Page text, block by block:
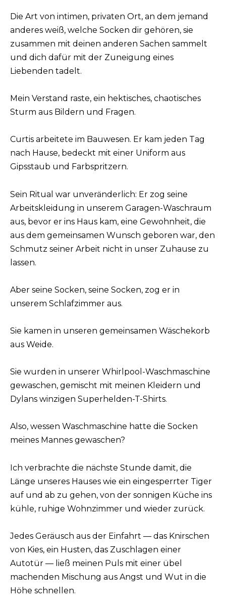
Die Art von intimen, privaten Ort, an dem jemand
anderes weiß, welche Socken dir gehören, sie
zusammen mit deinen anderen Sachen sammelt
und dich dafür mit der Zuneigung eines
Liebenden tadelt.
Mein Verstand raste, ein hektisches, chaotisches
Sturm aus Bildern und Fragen.
Curtis arbeitete im Bauwesen. Er kam jeden Tag
nach Hause, bedeckt mit einer Uniform aus
Gipsstaub und Farbspritzern.
Sein Ritual war unveränderlich: Er zog seine
Arbeitskleidung in unserem Garagen-Waschraum
aus, bevor er ins Haus kam, eine Gewohnheit, die
aus dem gemeinsamen Wunsch geboren war, den
Schmutz seiner Arbeit nicht in unser Zuhause zu
lassen.
Aber seine Socken, seine Socken, zog er in
unserem Schlafzimmer aus.
Sie kamen in unseren gemeinsamen Wäschekorb
aus Weide.
Sie wurden in unserer Whirlpool-Waschmaschine
gewaschen, gemischt mit meinen Kleidern und
Dylans winzigen Superhelden-T-Shirts.
Also, wessen Waschmaschine hatte die Socken
meines Mannes gewaschen?
Ich verbrachte die nächste Stunde damit, die
Länge unseres Hauses wie ein eingesperrter Tiger
auf und ab zu gehen, von der sonnigen Küche ins
kühle, ruhige Wohnzimmer und wieder zurück.
Jedes Geräusch aus der Einfahrt — das Knirschen
von Kies, ein Husten, das Zuschlagen einer
Autotür — ließ meinen Puls mit einer übel
machenden Mischung aus Angst und Wut in die
Höhe schnellen.